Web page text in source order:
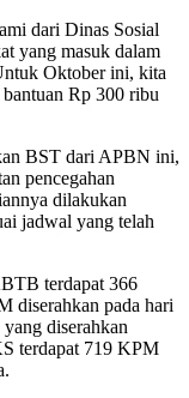
dari Dinas Sosial
yang masuk dalam
Oktober ini, kita
Rp 300 ribu
BST dari APBN ini,
pencegahan
dilakukan
jadwal yang telah
terdapat 366
diserahkan pada hari
diserahkan
terdapat 719 KPM